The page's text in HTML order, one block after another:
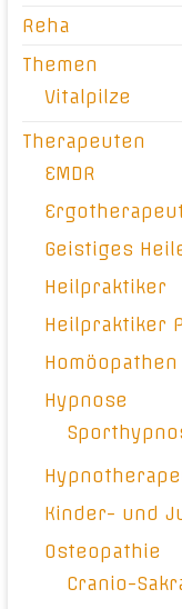
Reha
Themen
Vitalpilze
Therapeuten
EMDR
Geistiges
Heilpraktiker
Heilpraktiker
Homöopathen
Hypnose
Kinder- und
Osteopathie
Cranio-